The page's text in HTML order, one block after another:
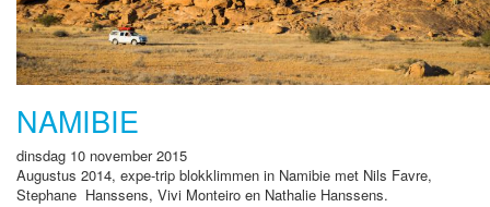
NAMIBIE
dinsdag 10 november 2015
Augustus 2014, expe-trip blokklimmen in Namibie met Nils Favre,
Stephane Hanssens, Vivi Monteiro en Nathalie Hanssens.